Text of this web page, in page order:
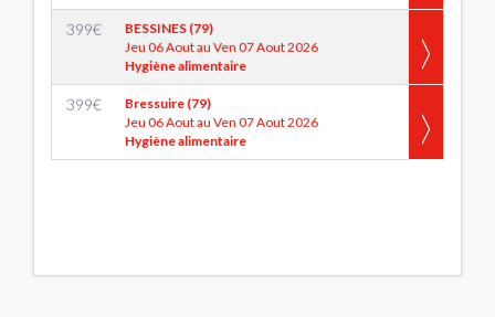
399€
BESSINES (79)
Jeu 06 Aout au Ven 07 Aout 2026
Hygiène alimentaire
399€
Bressuire (79)
Jeu 06 Aout au Ven 07 Aout 2026
Hygiène alimentaire